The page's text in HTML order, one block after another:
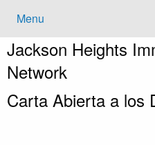
Menu
Jackson Heights
Network
Carta Abierta a los